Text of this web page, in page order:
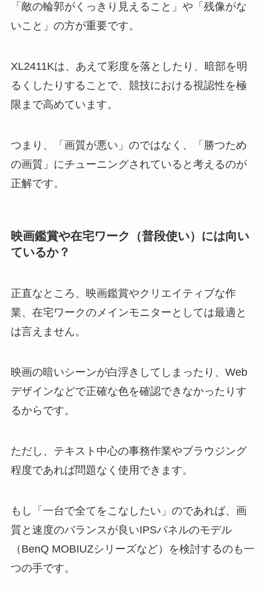
「敵の輪郭がくっきり見えること」や「残像がな
いこと」の方が重要です。
XL2411Kは、あえて彩度を落としたり、暗部を明
るくしたりすることで、競技における視認性を極
限まで高めています。
つまり、「画質が悪い」のではなく、「勝つため
の画質」にチューニングされていると考えるのが
正解です。
映画鑑賞や在宅ワーク（普段使い）には向い
ているか？
正直なところ、映画鑑賞やクリエイティブな作
業、在宅ワークのメインモニターとしては最適と
は言えません。
映画の暗いシーンが白浮きしてしまったり、Web
デザインなどで正確な色を確認できなかったりす
るからです。
ただし、テキスト中心の事務作業やブラウジング
程度であれば問題なく使用できます。
もし「一台で全てをこなしたい」のであれば、画
質と速度のバランスが良いIPSパネルのモデル
（BenQ MOBIUZシリーズなど）を検討するのも一
つの手です。